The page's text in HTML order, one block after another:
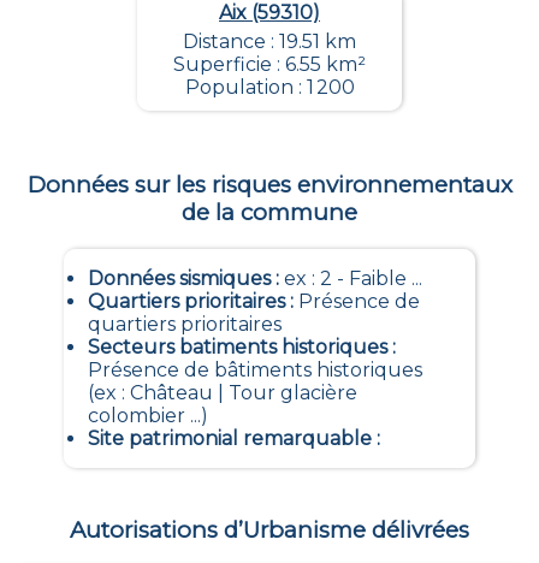
Aix (59310)
Distance : 19.51 km
Superficie : 6.55 km²
Population : 1 200
Données sur les risques environnementaux
de la commune
Données sismiques: ex : 2 - Faible ...
Quartiers prioritaires: Présence de
quartiers prioritaires
Secteurs batiments historiques:
Présence de bâtiments historiques
(ex : Château | Tour glacière
colombier ...)
Site patrimonial remarquable:
Autorisations d’Urbanisme délivrées